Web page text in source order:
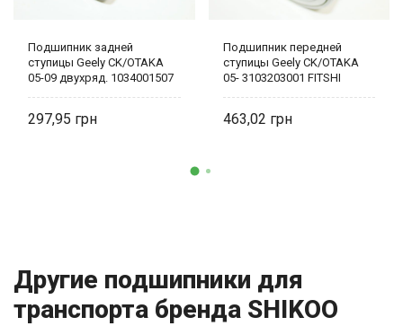
Подшипник задней
ступицы Geely CK/OTAKA
05-09 двухряд. 1034001507
297,95
Подшипник передней
ступицы Geely CK/OTAKA
05- 3103203001 FITSHI
463,02
Другие подшипники для
транспорта бренда SHIKOO